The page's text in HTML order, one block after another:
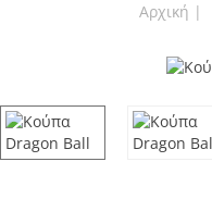
Αρχική